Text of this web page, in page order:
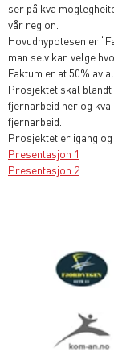
ser på kva
vår region.
Hovudhypotesen er
man selv kan velge
Faktum er at 50% av
Prosjektet skal
fjernarbeid her og
fjernarbeid.
Prosjektet er igang
Presentasjon 1
Presentasjon 2